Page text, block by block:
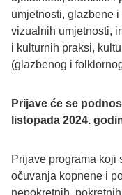
umjetnosti, glazbene
vizualnih umjetnosti,
i kulturnih praksi,
(glazbenog i
Prijave će se
listopada 2024.
Prijave programa koji
očuvanja kopnene i
nepokretnih,